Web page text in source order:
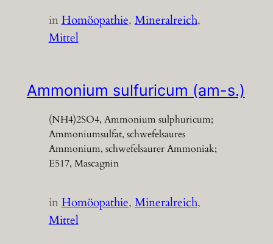
inHomöopathie, Mineralreich
Mittel
Ammonium sulfuricum (am-s.)
(NH4)2SO4, Ammonium sulphuricum;
Ammoniumsulfat, schwefelsaures
Ammonium, schwefelsaurer Ammoniak;
E517, Mascagnin
inHomöopathie, Mineralreich
Mittel